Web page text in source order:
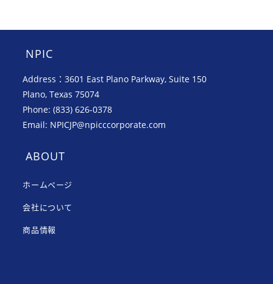
NPIC
Address：3601 East Plano Parkway, Suite 150
Plano, Texas 75074
Phone: (833) 626-0378
Email: NPICJP@npicccorporate.com
ABOUT
ホームページ
会社について
商品情報